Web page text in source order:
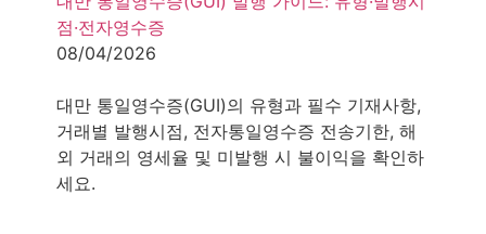
점·전자영수증
08/04/2026
대만 통일영수증(GUI)의 유형과 필수 기재사항,
거래별 발행시점, 전자통일영수증 전송기한, 해
외 거래의 영세율 및 미발행 시 불이익을 확인하
세요.